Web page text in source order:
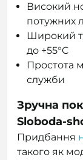
Високий
потужних
Широкий
до +55°C
Простота
служби
Зручна
Sloboda-
Придбання
такого як